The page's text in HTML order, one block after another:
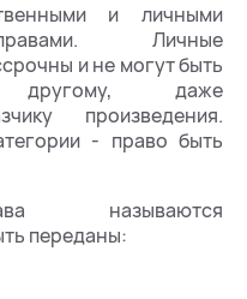
и личными
Личные
и не могут быть
другому, даже
произведения.
- право быть
называются
переданы: